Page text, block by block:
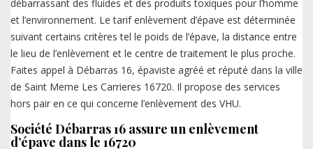
débarrassant des fluides et des produits toxiques pour l’homme
et l’environnement. Le tarif enlèvement d’épave est déterminée
suivant certains critères tel le poids de l’épave, la distance entre
le lieu de l’enlèvement et le centre de traitement le plus proche.
Faites appel à Débarras 16, épaviste agréé et réputé dans la ville
de Saint Meme Les Carrieres 16720. Il propose des services
hors pair en ce qui concerne l’enlèvement des VHU.
Société Débarras 16 assure un enlèvement
d’épave dans le 16720